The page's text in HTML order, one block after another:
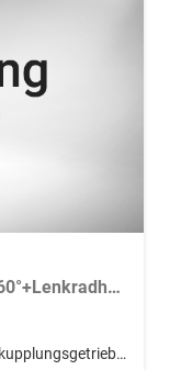
LIFE 150PS eTSI DSG GV5+AHK+360°+Lenkradheiz+IQ.Drive+ACC+App+eHeck+LED
Doppelkupplungsgetriebe (DSG)